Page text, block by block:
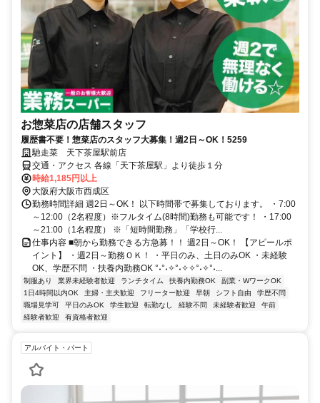
お惣菜店の店舗スタッフ
履歴書不要！惣菜店のスタッフ大募集！週2日～OK！5259
馳走菜 天下茶屋駅前店
交通・アクセス 各線「天下茶屋駅」より徒歩１分
時給1,185円以上
大阪府大阪市西成区
勤務時間詳細 週2日～OK！ 以下時間帯で募集しております。 ・7:00
～12:00（2名程度）※フルタイム(8時間)勤務も可能です！ ・17:00
～21:00（1名程度） ※「短時間勤務」「学校行...
仕事内容 ■朝から勤務できる方急募！！ 週2日～OK！ 【アピールポ
イント】 ・週2日～勤務ＯＫ！ ・平日のみ、土日のみOK ・未経験
OK、学歴不問 ・扶養内勤務OK °˖°˖✧°˖✧✧°˖✧°˖...
制服あり 業界未経験者歓迎 ランチタイム 扶養内勤務OK
副業・WワークOK
1日4時間以内OK
主婦・主夫歓迎 フリーター歓迎 早朝 シフト自由
学歴不問
職場見学可
平日のみOK 学生歓迎 転勤なし 経験不問 未経験者歓迎
午前
経験者歓迎
有資格者歓迎
アルバイト・パート